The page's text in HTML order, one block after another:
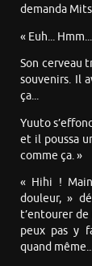
demanda
« Euh...
Son cerveau
souvenirs. Il
ça...
Yuuto
et il poussa
comme ça. »
« Hihi !
douleur, »
t’entourer
peux pas y
quand